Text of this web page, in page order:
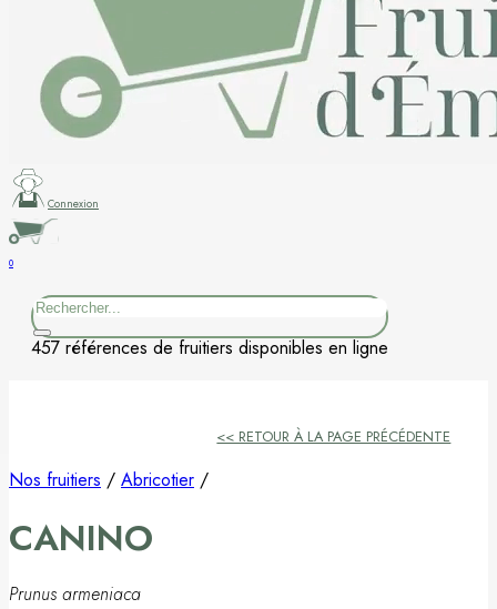
Figuier
Kaki
Nashi
Nectarine
Noisetier
Poirier
Pommier
Prunier
Connexion
0
Rechercher
457 références de fruitiers disponibles en ligne
Nos fruitiers / Abricotier /
CANINO
Prunus armeniaca
<< RETOUR À LA PAGE PRÉCÉDENTE